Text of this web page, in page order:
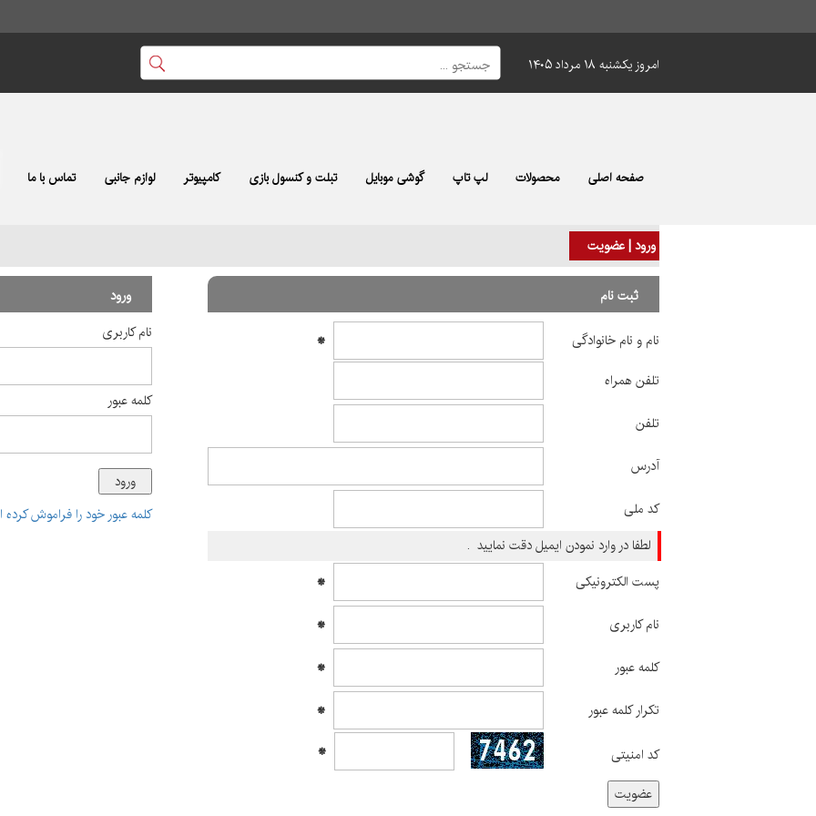
امروز یکشنبه ۱۸ مرداد ۱۴۰۵
صفحه اصلی محصولات لپ تاپ گوشی موبایل تبلت و کنسول بازی کامپیوتر لوازم جانبی تماس با ما
ورود | عضویت
ثبت نام
نام و نام خانوادگی
*
تلفن همراه
تلفن
آدرس
کد ملی
لطفا در وارد نمودن ایمیل دقت نمایید .
پست الکترونیکی
*
نام کاربری
*
کلمه عبور
*
تکرار کلمه عبور
*
کد امنیتی *
ورود
نام کاربری
کلمه عبور
کلمه عبور خود را فراموش کرده